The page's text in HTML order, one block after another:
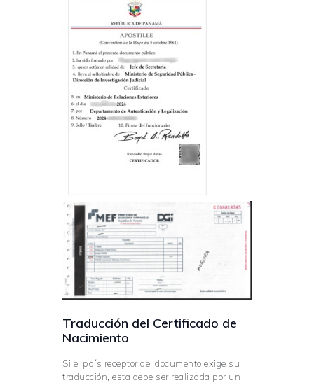
Traducción del Certificado de
Nacimiento
Si el país receptor del documento exige su
traducción, esta debe ser realizada por un